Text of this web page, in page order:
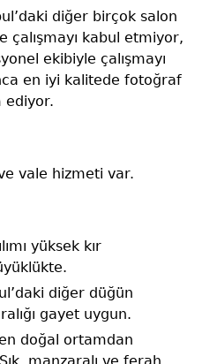
diğer birçok salon
çalışmayı kabul etmiyor,
ekibiyle çalışmayı
en iyi kalitede fotoğraf
ediyor.
vale hizmeti var.
yüksek kır
diğer düğün
gayet uygun.
doğal ortamdan
manzaralı ve ferah